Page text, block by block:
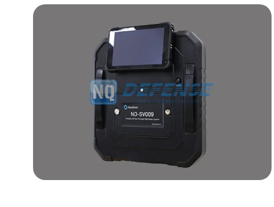
- - - ND-BD005 Sistema Portátil Anti-Dron de Alta Gama
- - - ND-BD006 Sistema Anti-Dron de Mochila de Alta Gama
- - Radar Anti-Dron
- - - ND-BR001 Radar de Detección de Drones
- - - ND-BR014 Radar de Detección de Drones
- - - ND-BR022 Radar de Detección de Drones